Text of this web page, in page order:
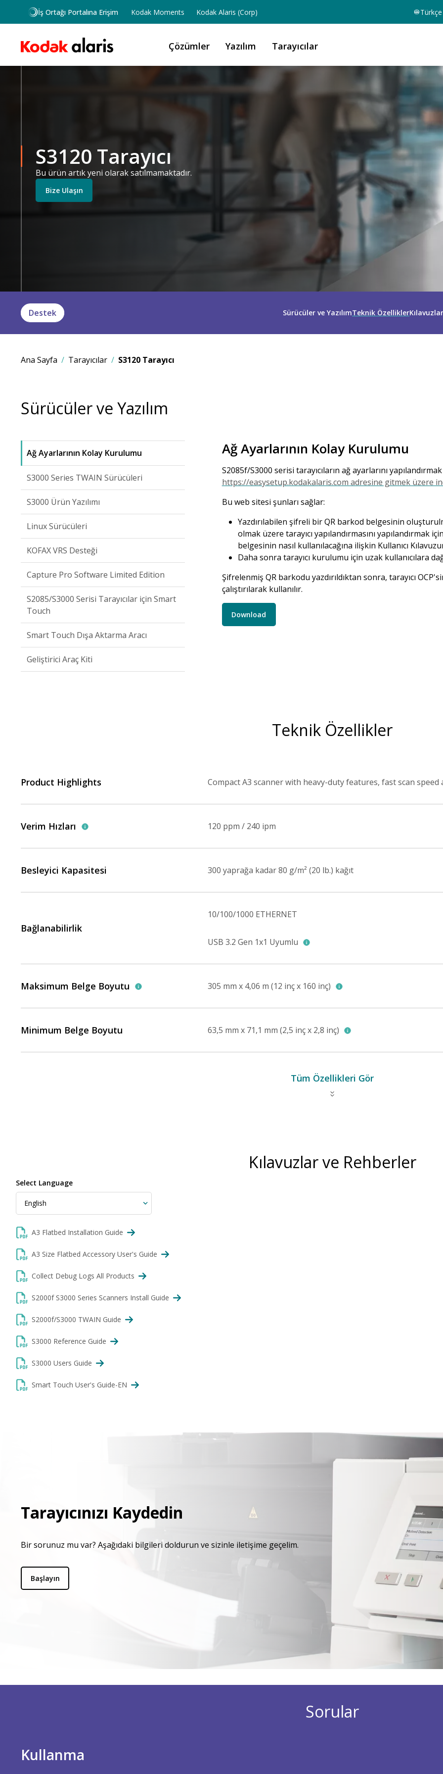
Ana içeriğe atla
İş Ortağı Portalına Erişim Kodak Moments Kodak Alaris (Corp) Türkçe
Çözümler Yazılım Tarayıcılar
S3120 Tarayıcı
Bu ürün artık yeni olarak satılmamaktadır.
Bize Ulaşın
Destek Sürücüler ve YazılımTeknik Özellikler
Ana Sayfa Tarayıcılar S3120 Tarayıcı
Sürücüler ve Yazılım
Ağ Ayarlarının Kolay Kurulumu
S3000 Series TWAIN Sürücüleri
S3000 Ürün Yazılımı
Linux Sürücüleri
KOFAX VRS Desteği
Capture Pro Software Limited Edition
S2085/S3000 Serisi Tarayıcılar için Smart
Touch
Smart Touch Dışa Aktarma Aracı
Geliştirici Araç Kiti
Ağ Ayarlarının Kolay Kurulumu
S2085f/S3000 serisi tarayıcıların ağ ayarlarını
https://easysetup.kodakalaris.com adresine gitmek üzere
Bu web sitesi şunları sağlar:
Yazdırılabilen şifreli bir QR barkod belgesinin
olmak üzere tarayıcı yapılandırmasını yapılandırmak
belgesinin nasıl kullanılacağına ilişkin Kullanıcı
Daha sonra tarayıcı kurulumu için uzak kullanıcılara
Şifrelenmiş QR barkodu yazdırıldıktan sonra, tarayıcı
çalıştırılarak kullanılır.
Download
Teknik Özellikler
Product Highlights Compact A3 scanner with heavy-duty features, fast scan
Verim Hızları 120 ppm / 240 ipm
Besleyici Kapasitesi 300 yaprağa kadar 80 g/m² (20 lb.) kağıt
Bağlanabilirlik
10/100/1000 ETHERNET
USB 3.2 Gen 1x1 Uyumlu
Maksimum Belge Boyutu 305 mm x 4,06 m (12 inç x 160 inç)
Minimum Belge Boyutu 63,5 mm x 71,1 mm (2,5 inç x 2,8 inç)
Tüm Özellikleri Gör
Kılavuzlar ve Rehberler
Select Language
A3 Flatbed Installation Guide
A3 Size Flatbed Accessory User's Guide
Collect Debug Logs All Products
S2000f S3000 Series Scanners Install Guide
S2000f/S3000 TWAIN Guide
S3000 Reference Guide
S3000 Users Guide
Smart Touch User's Guide-EN
Tarayıcınızı Kaydedin
Bir sorunuz mu var? Aşağıdaki bilgileri doldurun ve sizinle iletişime geçelim.
Başlayın
Sorular
Kullanma